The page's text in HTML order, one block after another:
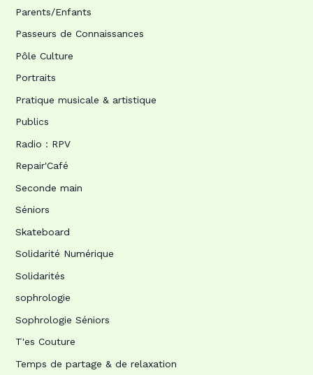
Parents/Enfants
Passeurs de Connaissances
Pôle Culture
Portraits
Pratique musicale & artistique
Publics
Radio : RPV
Repair'Café
Seconde main
Séniors
Skateboard
Solidarité Numérique
Solidarités
sophrologie
Sophrologie Séniors
T'es Couture
Temps de partage & de relaxation